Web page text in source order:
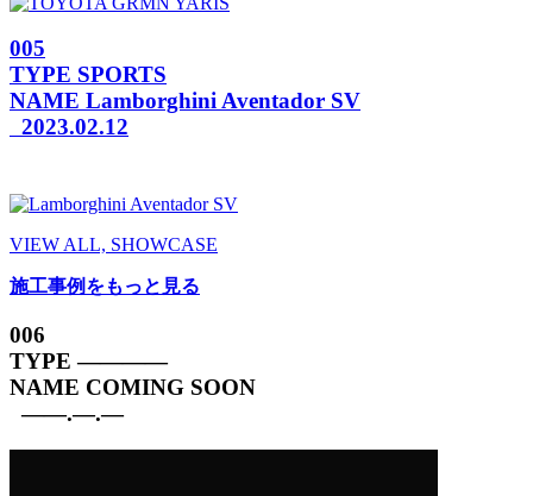
005
TYPE SPORTS
NAME Lamborghini Aventador SV
2023.02.12
VIEW ALL, SHOWCASE
施工事例をもっと見る
006
TYPE ————
NAME COMING SOON
——.—.—